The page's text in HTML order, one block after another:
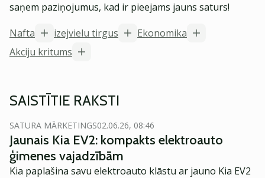
saņem paziņojumus, kad ir pieejams jauns saturs!
Nafta
izejvielu tirgus
Ekonomika
Akciju kritums
SAISTĪTIE RAKSTI
SATURA MĀRKETINGS02.06.26, 08:46
Jaunais Kia EV2: kompakts elektroauto
ģimenes vajadzībām
Kia paplašina savu elektroauto klāstu ar jauno Kia EV2